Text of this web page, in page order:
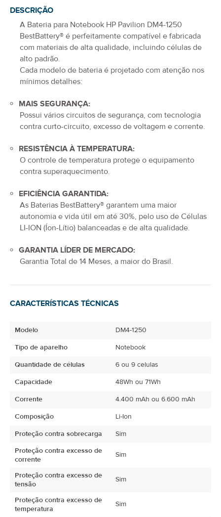
DESCRIÇÃO
A Bateria para Notebook HP Pavilion DM4-1250
BestBattery® é perfeitamente compatível e fabricada
com materiais de alta qualidade, incluindo células de
alto padrão.
Cada modelo de bateria é projetado com atenção nos
mínimos detalhes:
MAIS SEGURANÇA:
Possui vários circuitos de segurança, com tecnologia
contra curto-circuito, excesso de voltagem e corrente.
RESISTÊNCIA À TEMPERATURA:
O controle de temperatura protege o equipamento
contra superaquecimento.
EFICIÊNCIA GARANTIDA:
As Baterias BestBattery® garantem uma maior
autonomia e vida útil em até 30%, pelo uso de Células
LI-ION (Íon-Lítio) balanceadas e de alta qualidade.
GARANTIA LÍDER DE MERCADO:
Garantia Total de 14 Meses, a maior do Brasil.
CARACTERÍSTICAS TÉCNICAS
Modelo
DM4-1250
Tipo de aparelho
Notebook
Quantidade de células
6 ou 9 celulas
Capacidade
48Wh ou 71Wh
Corrente
4.400 mAh ou 6.600 mAh
Composição
Li-Ion
Proteção contra sobrecarga
Sim
Proteção contra excesso de
corrente
Sim
Proteção contra excesso de
tensão
Sim
Proteção contra excesso de
temperatura
Sim